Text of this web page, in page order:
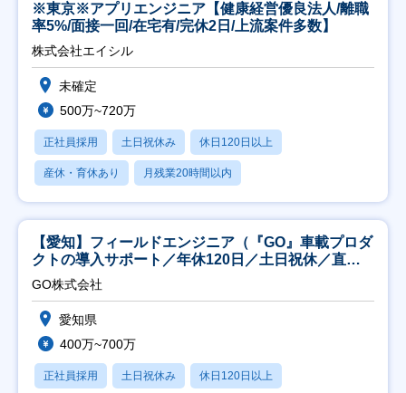
※東京※アプリエンジニア【健康経営優良法人/離職
率5%/面接一回/在宅有/完休2日/上流案件多数】
株式会社エイシル
未確定
500万~720万
正社員採用 土日祝休み 休日120日以上
産休・育休あり 月残業20時間以内
【愛知】フィールドエンジニア（『GO』車載プロダ
クトの導入サポート／年休120日／土日祝休／直行
直帰
GO株式会社
愛知県
400万~700万
正社員採用 土日祝休み 休日120日以上